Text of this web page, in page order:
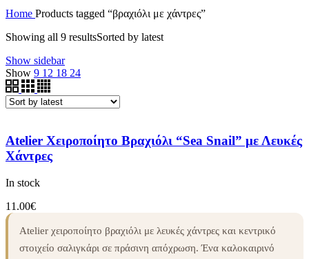
Home Products tagged “βραχιόλι με χάντρες”
Showing all 9 resultsSorted by latest
Show sidebar
Show 9 12 18 24
Atelier Χειροποίητο Βραχιόλι “Sea Snail” με Λευκές
Χάντρες
In stock
11.00€
Atelier χειροποίητο βραχιόλι με λευκές χάντρες και κεντρικό
στοιχείο σαλιγκάρι σε πράσινη απόχρωση. Ένα καλοκαιρινό